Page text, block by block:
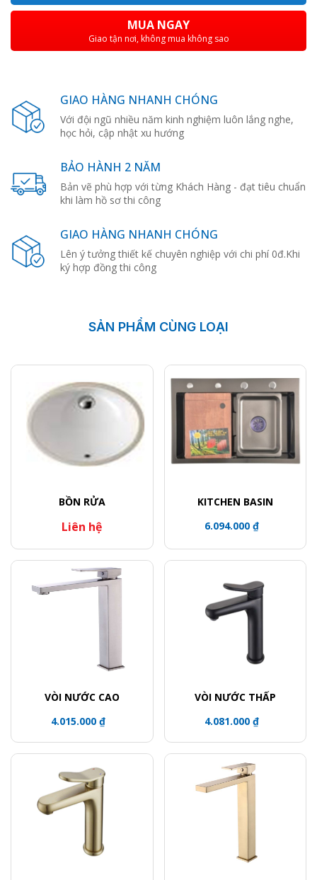
MUA NGAY
Giao tận nơi, không mua không sao
GIAO HÀNG NHANH CHÓNG
Với đội ngũ nhiều năm kinh nghiệm luôn lắng nghe,
học hỏi, cập nhật xu hướng
BẢO HÀNH 2 NĂM
Bản vẽ phù hợp với từng Khách Hàng - đạt tiêu chuẩn
khi làm hồ sơ thi công
GIAO HÀNG NHANH CHÓNG
Lên ý tưởng thiết kế chuyên nghiệp với chi phí 0đ.Khi
ký hợp đồng thi công
SẢN PHẨM CÙNG LOẠI
BỒN RỬA
Liên hệ
KITCHEN BASIN
6.094.000 ₫
VÒI NƯỚC CAO
4.015.000 ₫
VÒI NƯỚC THẤP
4.081.000 ₫